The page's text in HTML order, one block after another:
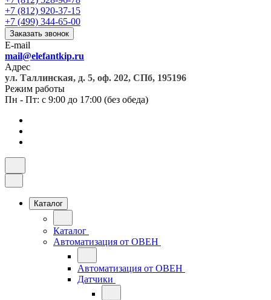
+7 (812) 920-37-15
+7 (499) 344-65-00
Заказать звонок
E-mail
mail@elefantkip.ru
Адрес
ул. Таллинская, д. 5, оф. 202, СПб, 195196
Режим работы
Пн - Пт: с 9:00 до 17:00 (без обеда)
Каталог
Каталог
Автоматизация от ОВЕН
Автоматизация от ОВЕН
Датчики